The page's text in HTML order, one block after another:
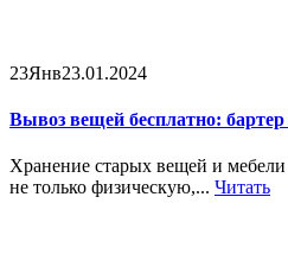
23Янв23.01.2024
Вывоз вещей бесплатно: бартер
Хранение старых вещей и мебели
не только физическую,... Читать